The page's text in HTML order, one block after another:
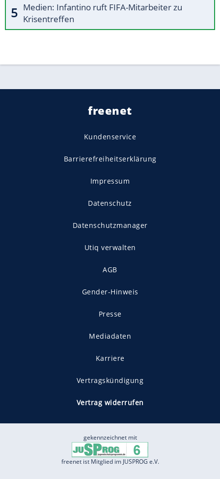
Medien: Infantino ruft FIFA-Mitarbeiter zu
Krisentreffen
freenet
Kundenservice
Barrierefreiheitserklärung
Impressum
Datenschutz
Datenschutzmanager
Utiq verwalten
AGB
Gender-Hinweis
Presse
Mediadaten
Karriere
Vertragskündigung
Vertrag widerrufen
gekennzeichnet mit
freenet ist Mitglied im JUSPROG e.V.